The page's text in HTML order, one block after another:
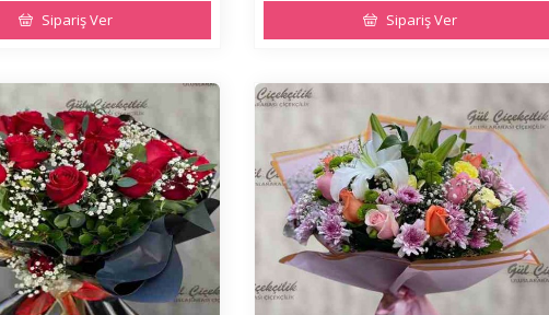
Sipariş Ver Sipariş Ver